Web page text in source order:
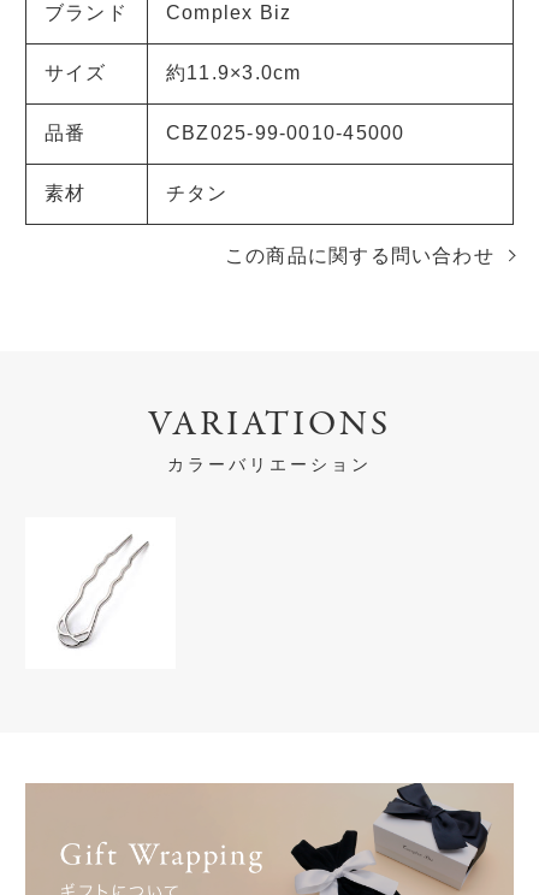
ブランド Complex Biz
サイズ 約11.9×3.0cm
品番 CBZ025-99-0010-45000
素材 チタン
この商品に関する問い合わせ
VARIATIONS
カラーバリエーション